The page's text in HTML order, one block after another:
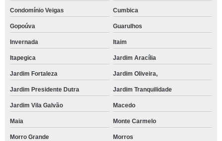
Condomínio Veigas Cumbica
Gopoúva Guarulhos
Invernada Itaim
Itapegica Jardim Aracília
Jardim Fortaleza Jardim Oliveira,
Jardim Presidente Dutra Jardim Tranquilidade
Jardim Vila Galvão Macedo
Maia Monte Carmelo
Morro Grande Morros